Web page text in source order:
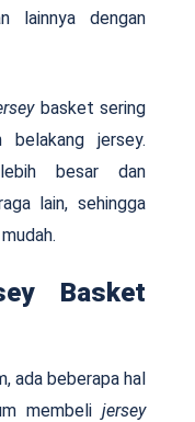
lainnya dengan
basket sering
jersey.
besar dan
lain, sehingga
Basket
ada beberapa hal
membeli jersey